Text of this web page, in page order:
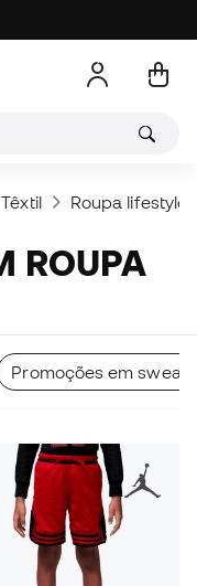
Têxtil Roupa lifestyle
Promoções em